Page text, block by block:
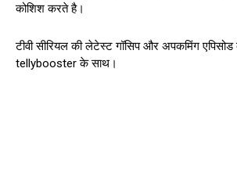
कोशिश करते है।
टीवी सीरियल की लेटेस्ट गॉसिप और अपकमिंग
tellybooster के साथ।